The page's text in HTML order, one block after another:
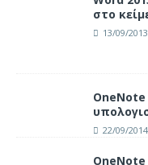
στο
13/09/2013
22/09/2014